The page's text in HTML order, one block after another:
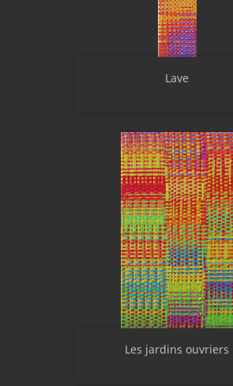
Lave
Les jardins ouvriers